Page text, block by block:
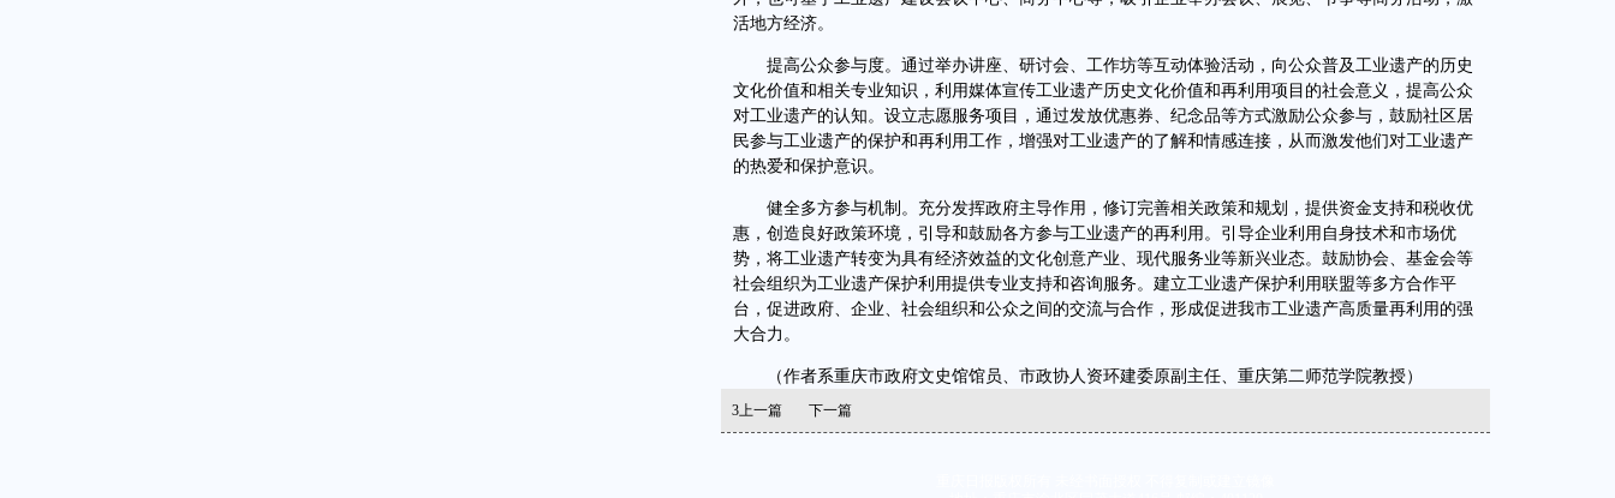
活地方经济。
提高公众参与度。通过举办讲座、研讨会、工作坊等互动体验活动，向公众普及工业遗产的历史
文化价值和相关专业知识，利用媒体宣传工业遗产历史文化价值和再利用项目的社会意义，提高公众
对工业遗产的认知。设立志愿服务项目，通过发放优惠券、纪念品等方式激励公众参与，鼓励社区居
民参与工业遗产的保护和再利用工作，增强对工业遗产的了解和情感连接，从而激发他们对工业遗产
的热爱和保护意识。
健全多方参与机制。充分发挥政府主导作用，修订完善相关政策和规划，提供资金支持和税收优
惠，创造良好政策环境，引导和鼓励各方参与工业遗产的再利用。引导企业利用自身技术和市场优
势，将工业遗产转变为具有经济效益的文化创意产业、现代服务业等新兴业态。鼓励协会、基金会等
社会组织为工业遗产保护利用提供专业支持和咨询服务。建立工业遗产保护利用联盟等多方合作平
台，促进政府、企业、社会组织和公众之间的交流与合作，形成促进我市工业遗产高质量再利用的强
大合力。
（作者系重庆市政府文史馆馆员、市政协人资环建委原副主任、重庆第二师范学院教授）
3上一篇 下一篇